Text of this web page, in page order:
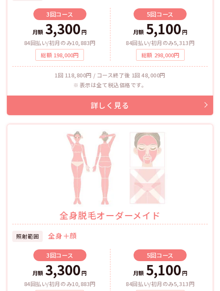
3回コース
月額 3,300 円
84回払い/初月のみ10,883円
総額 198,000円
5回コース
月額 5,100円
84回払い/初月のみ5,313円
総額 298,000円
1回 118,800円 / コース終了後 1回 48,000円
表示は全て税込価格です。
全身脱毛オーダーメイド
照射範囲 全身＋顔
3回コース
月額 3,300 円
84回払い/初月のみ10,883円
5回コース
月額 5,100円
84回払い/初月のみ5,313円